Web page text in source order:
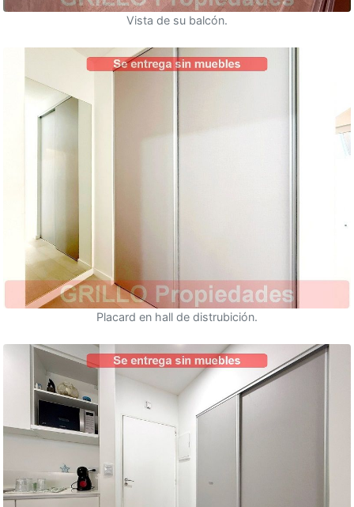
Vista de su balcón.
Placard en hall de distrubición.